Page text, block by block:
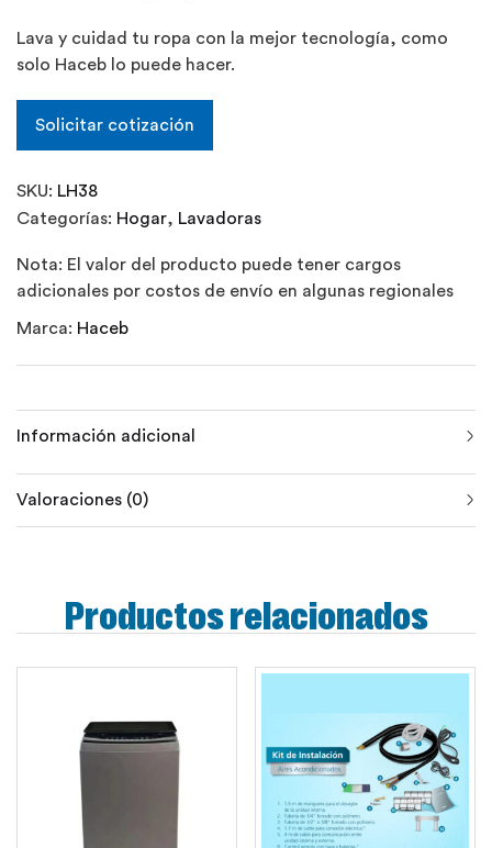
Lava y cuidad tu ropa con la mejor tecnología, como
solo Haceb lo puede hacer.
Solicitar cotización
SKU: LH38
Categorías: Hogar, Lavadoras
Nota: El valor del producto puede tener cargos
adicionales por costos de envío en algunas regionales
Marca: Haceb
Información adicional
Valoraciones (0)
Productos relacionados